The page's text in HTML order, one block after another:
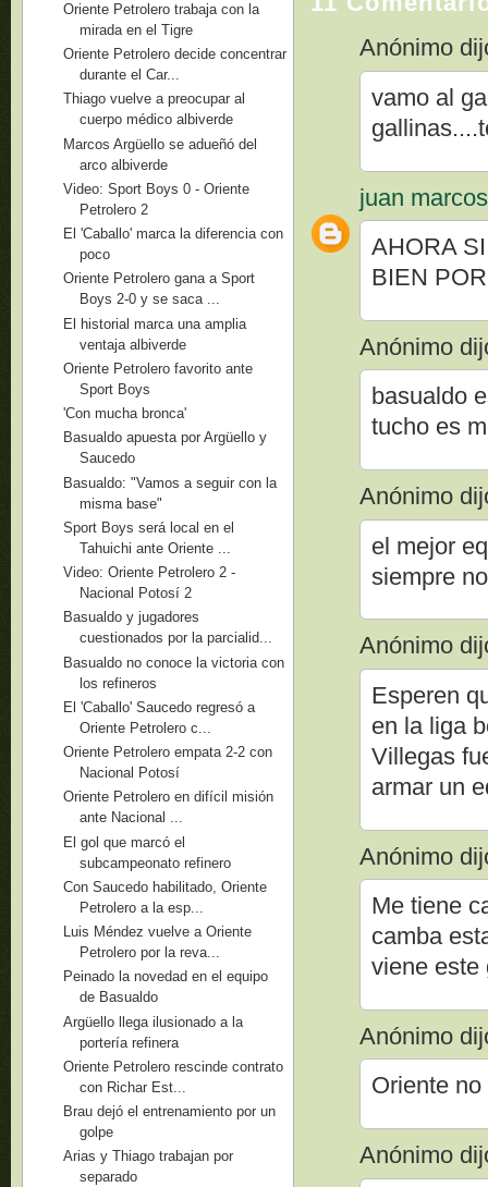
Anónimo
vamo al
juan marcos
AHORA
BIEN
Anónimo
basualdo
tucho es
Anónimo
el mejor
siempre
Anónimo
Esperen
en la liga
Villegas
armar un
Anónimo
Me tiene
camba
viene este
Anónimo
Oriente
Anónimo
Oriente Petrolero trabaja con la
mirada en el Tigre
Oriente Petrolero decide concentrar
durante el Car...
Thiago vuelve a preocupar al
cuerpo médico albiverde
Marcos Argüello se adueñó del
arco albiverde
Video: Sport Boys 0 - Oriente
Petrolero 2
El 'Caballo' marca la diferencia con
poco
Oriente Petrolero gana a Sport
Boys 2-0 y se saca ...
El historial marca una amplia
ventaja albiverde
Oriente Petrolero favorito ante
Sport Boys
'Con mucha bronca'
Basualdo apuesta por Argüello y
Saucedo
Basualdo: "Vamos a seguir con la
misma base"
Sport Boys será local en el
Tahuichi ante Oriente ...
Video: Oriente Petrolero 2 -
Nacional Potosí 2
Basualdo y jugadores
cuestionados por la parcialid...
Basualdo no conoce la victoria con
los refineros
El 'Caballo' Saucedo regresó a
Oriente Petrolero c...
Oriente Petrolero empata 2-2 con
Nacional Potosí
Oriente Petrolero en difícil misión
ante Nacional ...
El gol que marcó el
subcampeonato refinero
Con Saucedo habilitado, Oriente
Petrolero a la esp...
Luis Méndez vuelve a Oriente
Petrolero por la reva...
Peinado la novedad en el equipo
de Basualdo
Argüello llega ilusionado a la
portería refinera
Oriente Petrolero rescinde contrato
con Richar Est...
Brau dejó el entrenamiento por un
golpe
Arias y Thiago trabajan por
separado